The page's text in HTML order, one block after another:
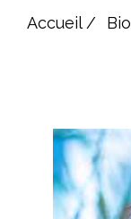
Accueil / Bio